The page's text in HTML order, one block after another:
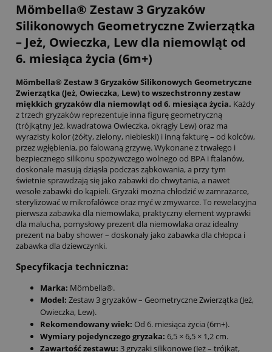
Mömbella® Zestaw 3 Gryzaków
Silikonowych Geometryczne Zwierzątka
– Jeż, Owieczka, Lew dla niemowląt od
6. miesiąca życia (6m+)
Mömbella® Zestaw 3 Gryzaków Silikonowych Geometryczne
Zwierzątka (Jeż, Owieczka, Lew) to wszechstronny zestaw
miękkich gryzaków dla niemowląt od 6. miesiąca życia. Każdy
z trzech gryzaków reprezentuje inna figurę geometryczną
(trójkątny Jeż, kwadratowa Owieczka, okrągły Lew) oraz ma
wyrazisty kolor (żółty, zielony, niebieski) i inną fakturę – od kolców,
przez wgłębienia, po falowaną grzywę. Wykonane z trwałego i
bezpiecznego silikonu spożywczego wolnego od BPA i ftalanów,
doskonale masują dziąsła podczas ząbkowania, a przy tym
świetnie sprawdzają się jako zabawki do chwytania, a nawet
wesołe zabawki do kąpieli. Gryzaki można chłodzić w zamrażarce,
sterylizować w mikrofalówce oraz myć w zmywarce. To rewelacyjna
pierwsza zabawka dla niemowlaka, praktyczny element wyprawki
dla malucha, pomysłowy prezent dla niemowlaka oraz idealny
prezent na baby shower – doskonały jako zabawka dla chłopca i
zabawka dla dziewczynki.
Specyfikacja techniczna:
Marka: Mömbella®.
Model: Zestaw 3 gryzaków – Geometryczne Zwierzątka (Jeż,
Owieczka, Lew).
Rekomendowany wiek: Od 6. miesiąca życia (6m+).
Wymiary pojedynczego gryzaka: 6,5 × 6,5 × 1,2 cm.
Zawartość zestawu: 3 gryzaki silikonowe (Jeż – trójkąt,